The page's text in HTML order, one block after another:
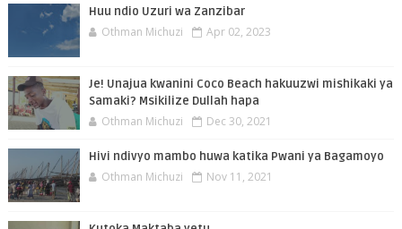
Huu ndio Uzuri wa Zanzibar
Othman Michuzi Apr 02, 2023
Je! Unajua kwanini Coco Beach hakuuzwi mishikaki ya
Samaki? Msikilize Dullah hapa
Othman Michuzi Dec 30, 2021
Hivi ndivyo mambo huwa katika Pwani ya Bagamoyo
Othman Michuzi Nov 11, 2021